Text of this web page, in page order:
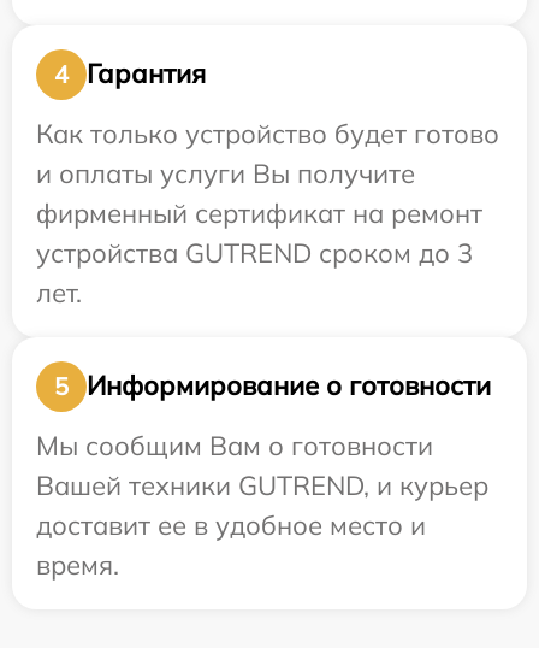
4
Гарантия
Как только устройство будет готово
и оплаты услуги Вы получите
фирменный сертификат на ремонт
устройства GUTREND сроком до 3
лет.
5
Информирование о готовности
Мы сообщим Вам о готовности
Вашей техники GUTREND, и курьер
доставит ее в удобное место и
время.